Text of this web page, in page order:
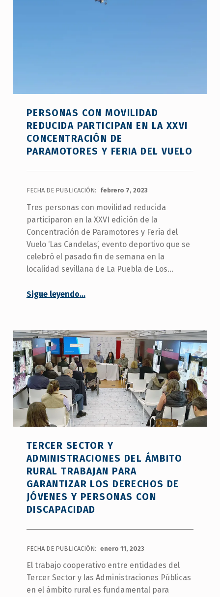
PERSONAS CON MOVILIDAD
REDUCIDA PARTICIPAN EN LA XXVI
CONCENTRACIÓN DE
PARAMOTORES Y FERIA DEL VUELO
FECHA DE PUBLICACIÓN: febrero 7, 2023
Tres personas con movilidad reducida
participaron en la XXVI edición de la
Concentración de Paramotores y Feria del
Vuelo ‘Las Candelas’, evento deportivo que se
celebró el pasado fin de semana en la
localidad sevillana de La Puebla de Los…
Sigue leyendo“Personas con movilidad reducida participan en la XXVI concentración de paramotores y feria del vuelo”
…
TERCER SECTOR Y
ADMINISTRACIONES DEL ÁMBITO
RURAL TRABAJAN PARA
GARANTIZAR LOS DERECHOS DE
JÓVENES Y PERSONAS CON
DISCAPACIDAD
FECHA DE PUBLICACIÓN: enero 11, 2023
El trabajo cooperativo entre entidades del
Tercer Sector y las Administraciones Públicas
en el ámbito rural es fundamental para